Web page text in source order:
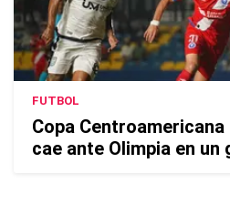
FUTBOL
Copa Centroamericana
cae ante Olimpia en un